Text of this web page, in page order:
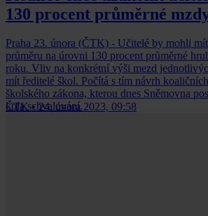
130 procent průměrné
Praha 23. února (ČTK) - Učitelé by mohli
průměru na úrovni 130 procent průměrné
roku. Vliv na konkrétní výši mezd
mít ředitelé škol. Počítá s tím návrh
školského zákona, kterou dnes Sněmovna
kola schvalování.
ČTK • 24. února 2023, 09:58